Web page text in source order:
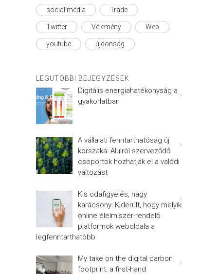
social média Trade
Twitter Vélemény Web
youtube újdonság
LEGUTÓBBI BEJEGYZÉSEK
Digitális energiahatékonyság a
gyakorlatban
A vállalati fenntarthatóság új
korszaka: Alulról szerveződő
csoportok hozhatják el a valódi
változást
Kis odafigyelés, nagy
karácsony: Kiderült, hogy melyik
online élelmiszer-rendelő
platformok weboldala a
legfenntarthatóbb
My take on the digital carbon
footprint: a first-hand